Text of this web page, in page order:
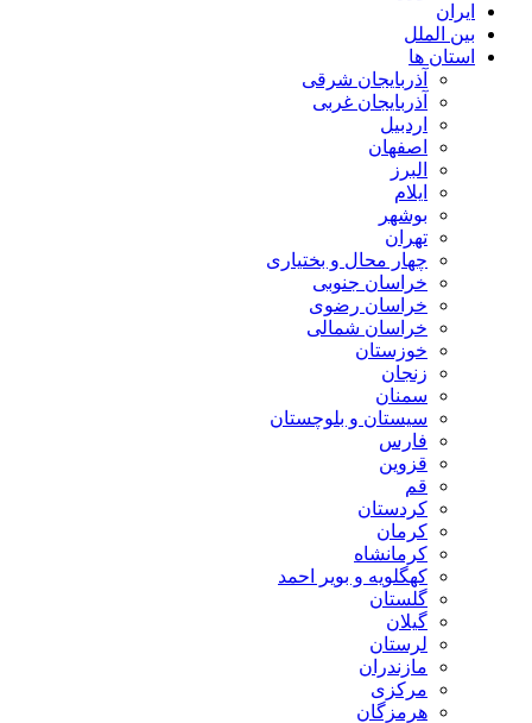
ایران
بین الملل
استان ها
آذربایجان شرقی
آذربایجان غربی
اردبیل
اصفهان
البرز
ایلام
بوشهر
تهران
چهار محال و بختیاری
خراسان جنوبی
خراسان رضوی
خراسان شمالی
خوزستان
زنجان
سمنان
سیستان و بلوچستان
فارس
قزوین
قم
کردستان
کرمان
کرمانشاه
کهگلویه و بویر احمد
گلستان
گیلان
لرستان
مازندران
مرکزی
هرمزگان